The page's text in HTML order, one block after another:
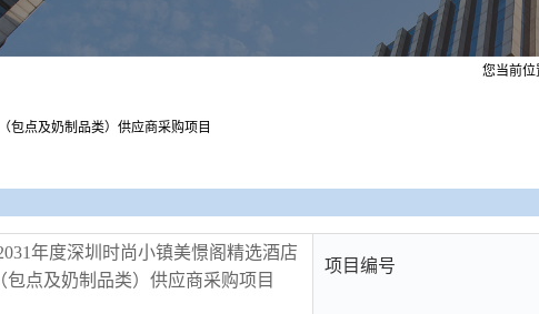
您当前位
包点及奶制品类）供应商采购项目
年度深圳时尚小镇美憬阁精选酒店
包点及奶制品类）供应商采购项目
项目编号